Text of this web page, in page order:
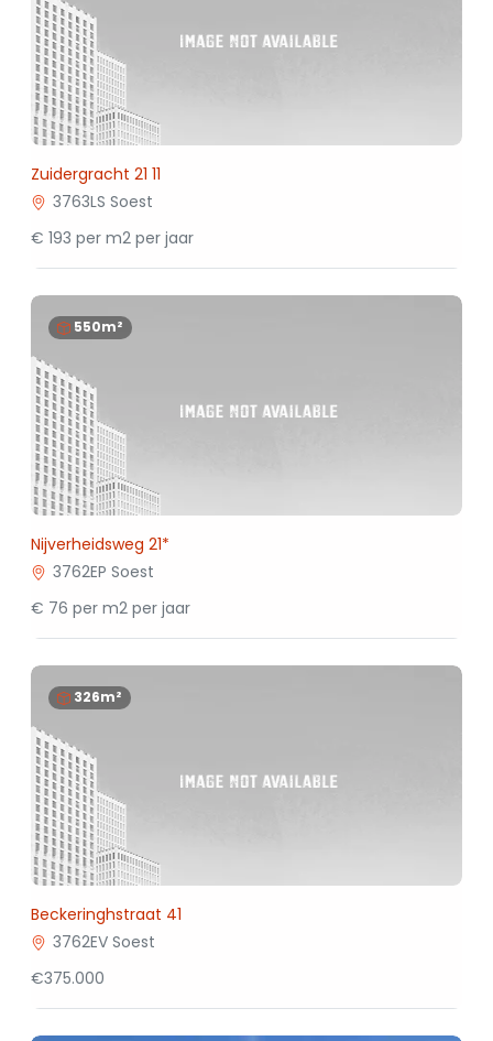
Zuidergracht 21 11
3763LS Soest
€ 193 per m2 per jaar
550m²
Nijverheidsweg 21*
3762EP Soest
€ 76 per m2 per jaar
326m²
Beckeringhstraat 41
3762EV Soest
€375.000